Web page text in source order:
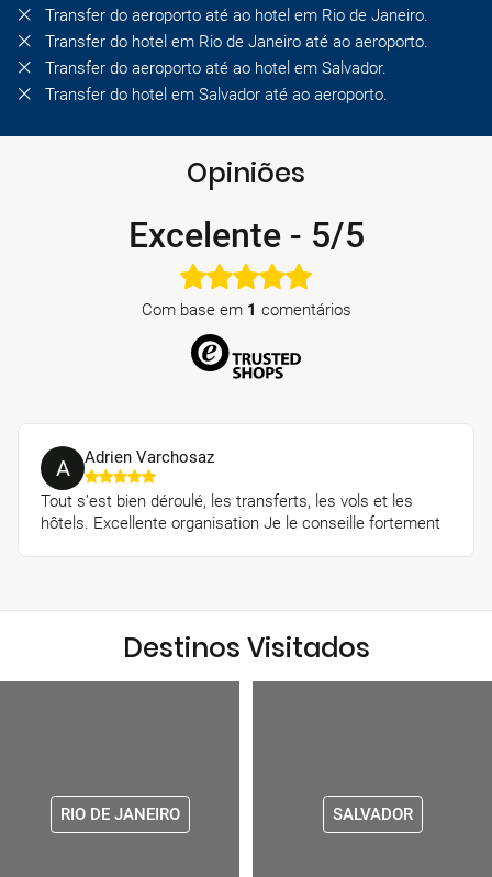
Transfer do aeroporto até ao hotel em Rio de Janeiro.
Transfer do hotel em Rio de Janeiro até ao aeroporto.
Transfer do aeroporto até ao hotel em Salvador.
Transfer do hotel em Salvador até ao aeroporto.
Opiniões
Excelente- 5/5
Com base em 1 comentários
A Adrien Varchosaz
Tout s’est bien déroulé, les transferts, les vols et les
hôtels. Excellente organisation Je le conseille fortement
Destinos Visitados
RIO DE JANEIRO SALVADOR